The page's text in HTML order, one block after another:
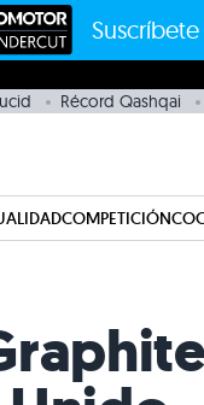
Récord Qashqai
COMPETICIÓN